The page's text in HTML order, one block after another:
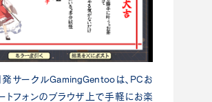
サークルGamingGentooは、PCお
トフォンのブラウザ上で手軽にお楽